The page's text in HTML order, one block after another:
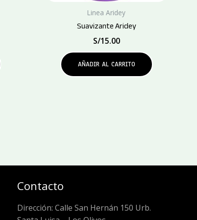
Linea Aridey
Suavizante Aridey
S/15.00
AÑADIR AL CARRITO
Contacto
Dirección: Calle San Hernán 150 Urb.